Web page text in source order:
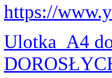
https://
Ulotka_A4